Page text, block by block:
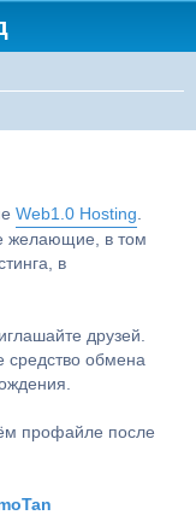
Web1.0 Hosting.
желающие, в том
в
друзей.
средство обмена
профайле после